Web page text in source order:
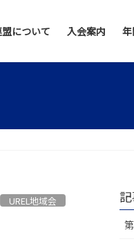
について 入会案内
UREL地域会